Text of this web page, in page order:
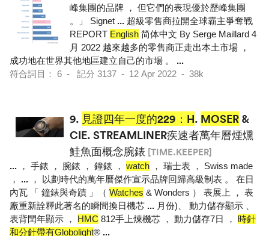
峰集團的品牌 ， 但它們的表現優於歷峰集團
。」 Signet ... 超級零售商拉開全球霸主爭奪戰
REPORT English 简体中文 By Serge Maillard 4
月 2022 越來越多的零售商正走出本土市場 ，
成功地在世界其他地區建立自己的市場 。 ...
符合詞目： 6 - 記分 3137 - 12 Apr 2022 - 38k
9. 見證四年一度的229：H. MOSER &
CIE. STREAMLINER疾速者萬年曆煙燻
鮭魚面概念腕錶 [TIME.KEEPER]
... ， 手錶 ， 腕錶 ， 鐘錶 ， watch ， 瑞士表 ， Swiss made
， ... ， 以劃時代的萬年曆傑作宣示品牌回歸高級制表 。 在日
內瓦 「 鐘錶與奇蹟 」（ Watches & Wonders ） 表展上 ， 表
廠重新詮釋此著名的瞬間換日機芯 ... 月份)、 動力儲存顯示 、
表背閏年顯示 ， HMC 812手上煉機芯 ， 動力儲存7日 ， 時針
和分針帶有Globolight® ...